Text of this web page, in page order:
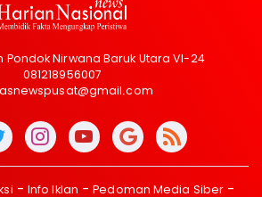
Pondok Nirwana Baruk Utara VI-24
081218956007
Info Iklan
Pedoman Media Siber